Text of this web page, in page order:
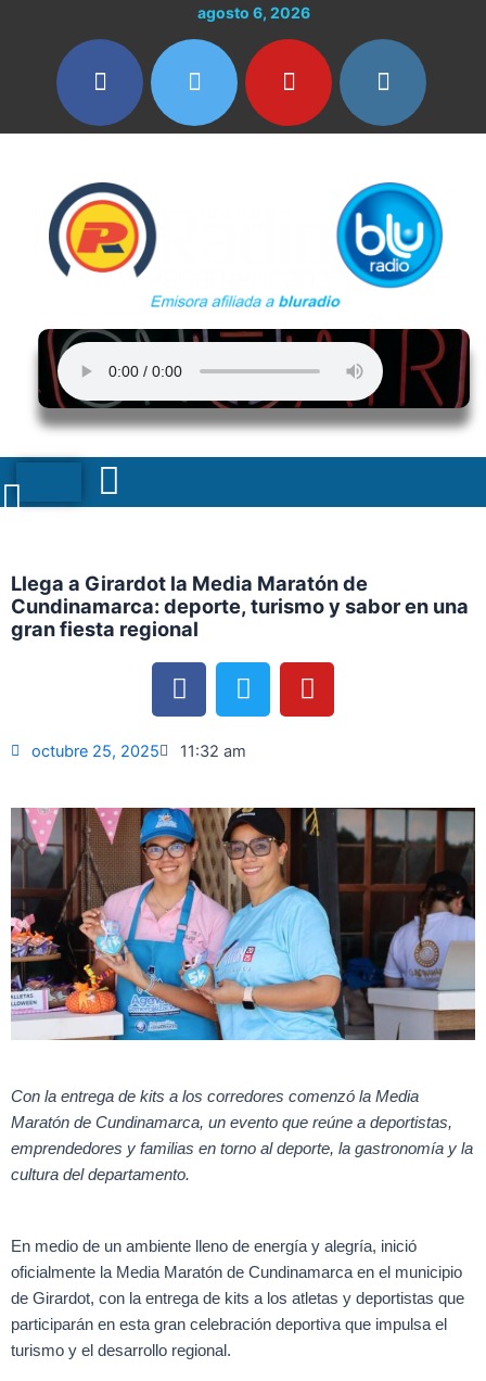
contenido
agosto 6, 2026
Menu
Llega a Girardot la Media Maratón de
Cundinamarca: deporte, turismo y sabor en una
gran fiesta regional
F
a
c
e
o
k
T
w
i
t
r
Y
o
u
e
octubre 25, 2025 11:32 am
Con la entrega de kits a los corredores comenzó la Media
Maratón de Cundinamarca, un evento que reúne a deportistas,
emprendedores y familias en torno al deporte, la gastronomía y la
cultura del departamento.
En medio de un ambiente lleno de energía y alegría, inició
oficialmente la Media Maratón de Cundinamarca en el municipio
de Girardot, con la entrega de kits a los atletas y deportistas que
participarán en esta gran celebración deportiva que impulsa el
turismo y el desarrollo regional.